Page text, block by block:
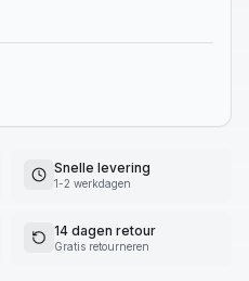
Snelle levering
1-2 werkdagen
14 dagen retour
Gratis retourneren